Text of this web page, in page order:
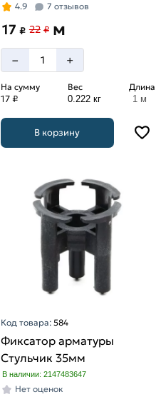
4.9 7 отзывов
17 ₽ 22 ₽ м
– +
На сумму
17 ₽
Вес
0.222 кг
Длина
1 м
В корзину
Код товара: 584
Фиксатор арматуры
Стульчик 35мм
В наличии: 2147483647
Нет оценок